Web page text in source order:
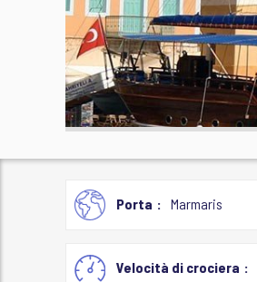
Porta Marmaris
Velocità di crociera